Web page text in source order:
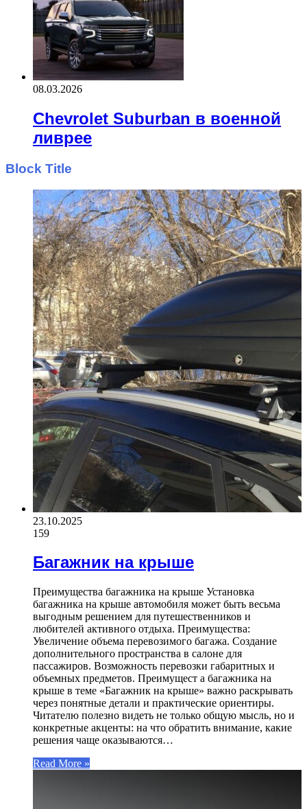
08.03.2026
Chevrolet Suburban в военной
ливрее
Block Title
23.10.2025
159
Багажник на крыше
Преимущества багажника на крыше Установка
багажника на крыше автомобиля может быть весьма
выгодным решением для путешественников и
любителей активного отдыха. Преимущества:
Увеличение объема перевозимого багажа. Создание
дополнительного пространства в салоне для
пассажиров. Возможность перевозки габаритных и
объемных предметов. Преимущест а багажника на
крыше в теме «Багажник на крыше» важно раскрывать
через понятные детали и практические ориентиры.
Читателю полезно видеть не только общую мысль, но и
конкретные акценты: на что обратить внимание, какие
решения чаще оказываются…
Read More »